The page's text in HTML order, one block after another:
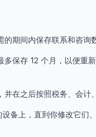
期间内保存联系和咨询
保存 12 个月，以便重
在之后按照税务、会
备上，直到你修改它们